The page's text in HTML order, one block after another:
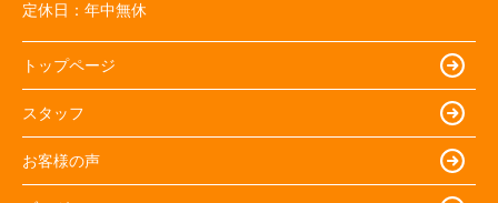
定休日： 年中無休
トップページ
スタッフ
お客様の声